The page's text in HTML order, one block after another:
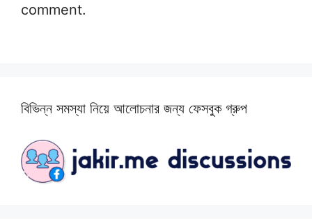
comment.
বিভিন্ন সমস্যা নিয়ে আলোচনার জন্য ফেসবুক গ্রুপ